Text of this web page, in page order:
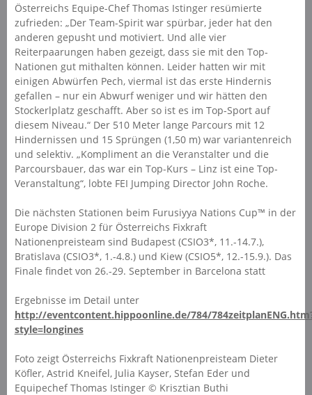
Österreichs Equipe-Chef Thomas Istinger resümierte
zufrieden: „Der Team-Spirit war spürbar, jeder hat den
anderen gepusht und motiviert. Und alle vier
Reiterpaarungen haben gezeigt, dass sie mit den Top-
Nationen gut mithalten können. Leider hatten wir mit
einigen Abwürfen Pech, viermal ist das erste Hindernis
gefallen – nur ein Abwurf weniger und wir hätten den
Stockerlplatz geschafft. Aber so ist es im Top-Sport auf
diesem Niveau.“ Der 510 Meter lange Parcours mit 12
Hindernissen und 15 Sprüngen (1,50 m) war variantenreich
und selektiv. „Kompliment an die Veranstalter und die
Parcoursbauer, das war ein Top-Kurs – Linz ist eine Top-
Veranstaltung“, lobte FEI Jumping Director John Roche.
Die nächsten Stationen beim Furusiyya Nations Cup™ in der
Europe Division 2 für Österreichs Fixkraft
Nationenpreisteam sind Budapest (CSIO3*, 11.-14.7.),
Bratislava (CSIO3*, 1.-4.8.) und Kiew (CSIO5*, 12.-15.9.). Das
Finale findet von 26.-29. September in Barcelona statt
Ergebnisse im Detail unter
http://eventcontent.hippoonline.de/784/
style=longines
Foto zeigt Österreichs Fixkraft Nationenpreisteam Dieter
Köfler, Astrid Kneifel, Julia Kayser, Stefan Eder und
Equipechef Thomas Istinger © Krisztian Buthi